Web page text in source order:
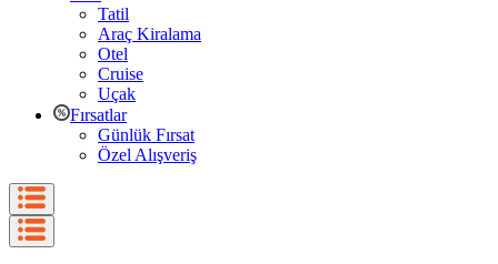
Tatil
Araç Kiralama
Otel
Cruise
Uçak
Fırsatlar
Günlük Fırsat
Özel Alışveriş